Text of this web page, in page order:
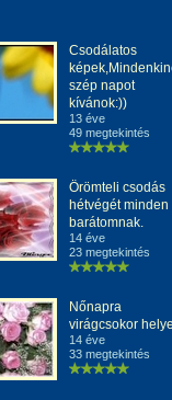
Csodálatos
szép napot
kívánok:))
13 éve
49 megtekintés
Örömteli csodás
hétvégét minden
barátomnak.
14 éve
23 megtekintés
Nőnapra
virágcsokor
14 éve
33 megtekintés